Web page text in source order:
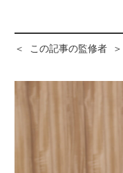
＜ この記事の監修者 ＞